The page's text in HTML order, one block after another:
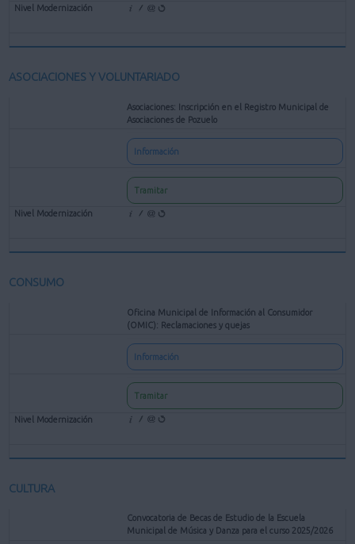
ASOCIACIONES Y VOLUNTARIADO
Asociaciones: Inscripción en el Registro Municipal de
Asociaciones de Pozuelo
Información
Tramitar
CONSUMO
Oficina Municipal de Información al Consumidor
(OMIC): Reclamaciones y quejas
Información
Tramitar
CULTURA
Convocatoria de Becas de Estudio de la Escuela
Municipal de Música y Danza para el curso 2025/2026